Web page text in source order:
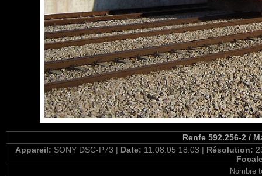
Renfe 592.256-2 /
Appareil: SONY DSC-P73 | Date: 11.08.05 18:03 | Résolution:
Nombre